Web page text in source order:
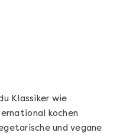
Klassiker wie
kochen
und vegane